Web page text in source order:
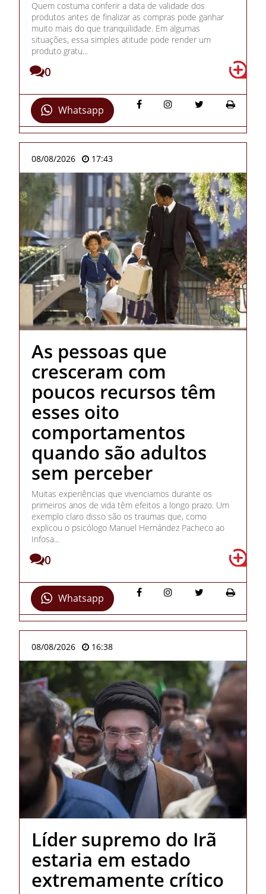
Quem costuma conferir a data de validade dos
produtos antes de finalizar as compras pode ganhar
muito mais do que tranquilidade. Em algumas
situações, essa simples atitude pode render um
produto gratu...
0
Whatsapp
08/08/2026 17:43
As pessoas que
cresceram com
poucos recursos têm
esses oito
comportamentos
quando são adultos
sem perceber
Muitas experiências que vivenciamos durante os
primeiros anos de vida têm efeitos a longo prazo. Um
exemplo claro disso são os traumas que, como
explicou o psicólogo Manuel Hernández Pacheco ao
Infosa...
0
Whatsapp
08/08/2026 16:38
Líder supremo do Irã
estaria em estado
extremamente crítico